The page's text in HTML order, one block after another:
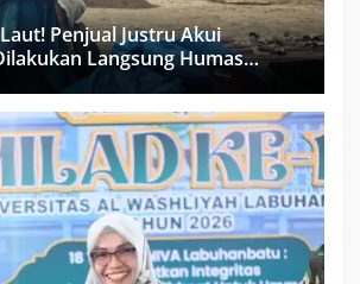
Penjual Justru Akui
Langsung Humas